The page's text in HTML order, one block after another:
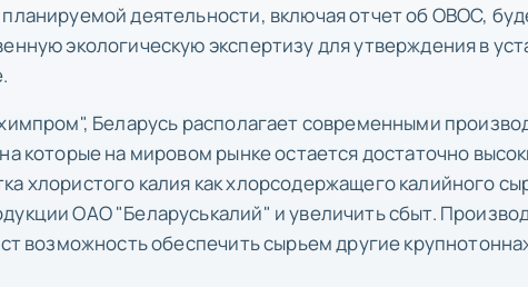
деятельности, включая отчет об ОВОС,
экологическую экспертизу для утверждения в
Беларусь располагает современными
которые на мировом рынке остается достаточно
хлористого калия как хлорсодержащего калийного
ОАО "Беларуськалий" и увеличить сбыт.
возможность обеспечить сырьем другие